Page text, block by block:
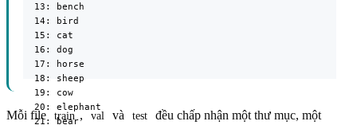
  13: bench
  14: bird
  15: cat
  16: dog
  17: horse
  18: sheep
  19: cow
  20: elephant
  21: bear
Mỗi file train , val và test
đều chấp nhận một thư mục, một